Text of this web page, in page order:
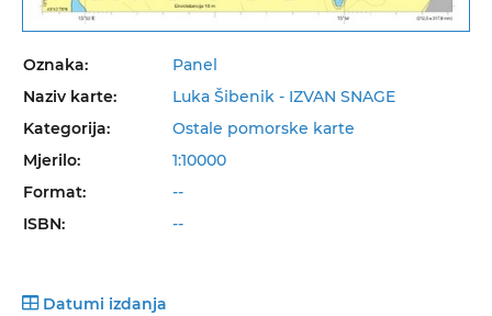
Oznaka:
Panel
Naziv karte:
Luka Šibenik - IZVAN SNAGE
Kategorija:
Ostale pomorske karte
Mjerilo:
1:10000
Format:
--
ISBN:
--
Datumi izdanja